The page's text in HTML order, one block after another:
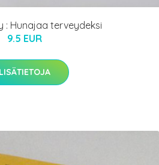
: Hunajaa terveydeksi
9.5 EUR
LISÄTIETOJA